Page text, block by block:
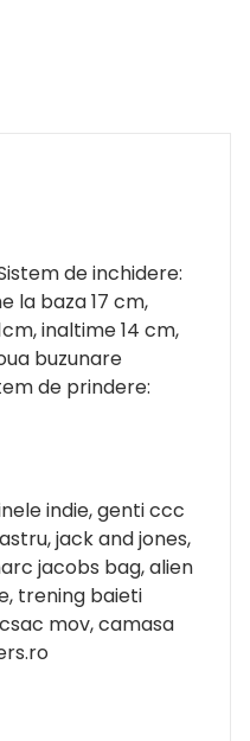
de inchidere:
la baza 17 cm,
inaltime 14 cm,
buzunare
de prindere:
indie, genti ccc
jack and jones,
jacobs bag, alien
trening baieti
mov, camasa